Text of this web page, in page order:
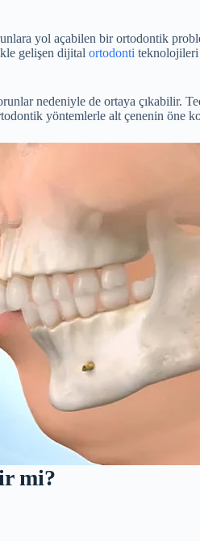
yol açabilen bir ortodontik
gelişen dijital ortodonti teknolojileri
nedeniyle de ortaya çıkabilir.
yöntemlerle alt çenenin öne
mi?